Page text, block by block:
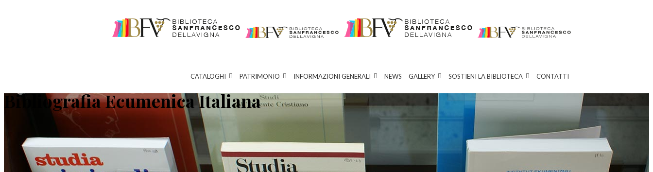
CATALOGHI PATRIMONIO INFORMAZIONI GENERALI NEWS GALLERY SOSTIENI LA BIBLIOTECA CONTATTI
Bibliografia Ecumenica Italiana